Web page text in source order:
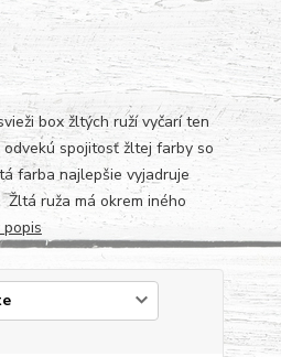
box žltých ruží vyčarí ten
spojitosť žltej farby so
farba najlepšie vyjadruje
ruža má okrem iného